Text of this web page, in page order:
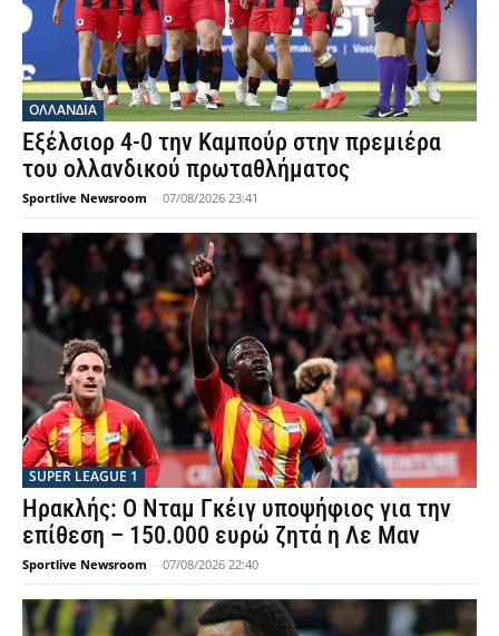
OΛΛΑΝΔΊΑ
Εξέλσιορ 4-0 την Καμπούρ στην πρεμιέρα
του ολλανδικού πρωταθλήματος
Sportlive Newsroom - 07/08/2026 23:41
SUPER LEAGUE 1
Ηρακλής: Ο Νταμ Γκέιγ υποψήφιος για την
επίθεση – 150.000 ευρώ ζητά η Λε Μαν
Sportlive Newsroom - 07/08/2026 22:40